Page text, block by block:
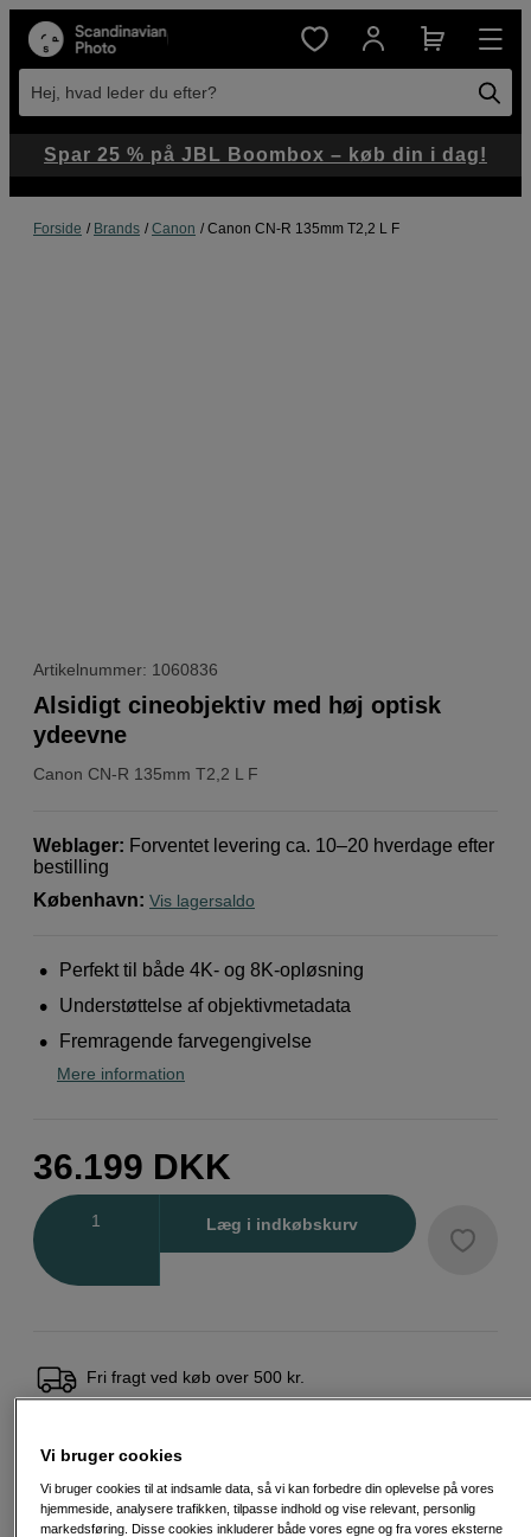
Hej, hvad leder du efter?
Forside Brands Canon Canon CN-R 135mm T2,2 L F
Artikelnummer: 1060836
Canon CN-R 135mm T2,2 L F
Alsidigt cineobjektiv med høj optisk
ydeevne
Weblager: Forventet levering ca. 10–20 hverdage efter
bestilling
København: Vis lagersaldo
Perfekt til både 4K- og 8K-opløsning
Understøttelse af objektivmetadata
Fremragende farvegengivelse
Mere information
36.199 DKK
Læg i indkøbskurv
Fri fragt ved køb over 500 kr.
Spar 25 % på JBL Boombox – køb din i dag!
Vi bruger cookies
Vi bruger cookies til at indsamle data, så vi kan forbedre din oplevelse på vores
hjemmeside, analysere trafikken, tilpasse indhold og vise relevant, personlig
markedsføring. Disse cookies inkluderer både vores egne og fra vores eksterne